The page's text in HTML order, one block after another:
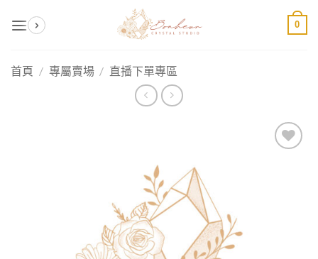
0
首頁 / 專屬賣場 / 直播下單專區